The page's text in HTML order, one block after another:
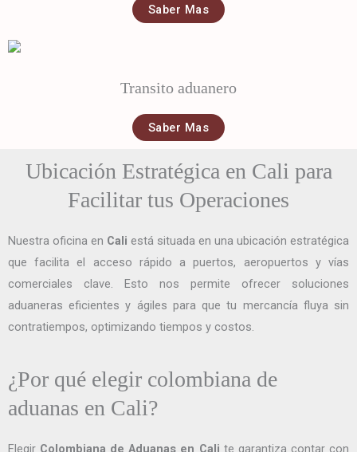
Saber Mas
Transito aduanero
Saber Mas
Ubicación Estratégica en Cali para
Facilitar tus Operaciones
Nuestra oficina en Cali está situada en una ubicación estratégica
que facilita el acceso rápido a puertos, aeropuertos y vías
comerciales clave. Esto nos permite ofrecer soluciones
aduaneras eficientes y ágiles para que tu mercancía fluya sin
contratiempos, optimizando tiempos y costos.
¿Por qué elegir colombiana de
aduanas en Cali?
Elegir Colombiana de Aduanas en Cali te garantiza contar con